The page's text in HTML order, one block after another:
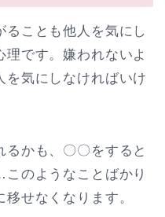
ことも他人を気にし
です。嫌われないよ
を気にしなければいけ
かも、〇〇をすると
のようなことばかり
せなくなります。